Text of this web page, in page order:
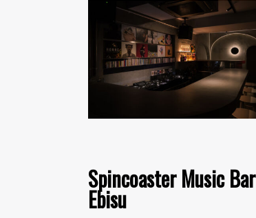
Spincoaster Music Bar
Ebisu